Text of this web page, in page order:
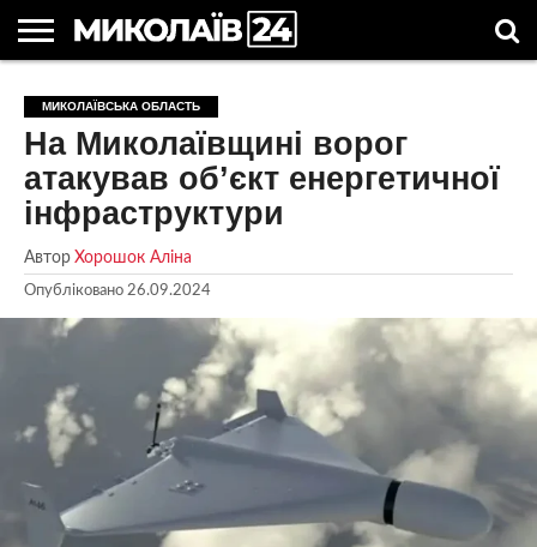
НОВИНИ
НОВИНИ
МИКОЛАЄВА
МИКОЛАЇВСЬКА
ОБЛАСТЬ
НОВИНИ
СПОРТУ
УКРАЇНА
ТА СВІТ
НОВИНИ
КОМПАНІЙ
АСТРОЛОГІЯ
СВЯТА
В
УКРАЇНІ
КОРИСНІ
СТАТТІ
МИКОЛАЇВСЬКА ОБЛАСТЬ
На Миколаївщині ворог
атакував об’єкт енергетичної
інфраструктури
Автор Хорошок Аліна
Опубліковано 26.09.2024